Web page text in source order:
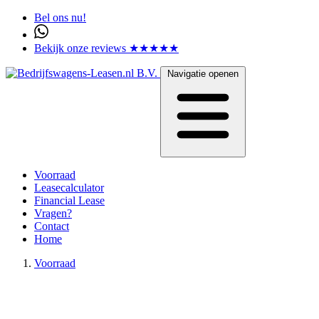
Bel ons nu!
Bekijk onze reviews ★★★★★
Navigatie openen
Voorraad
Leasecalculator
Financial Lease
Vragen?
Contact
Home
Voorraad